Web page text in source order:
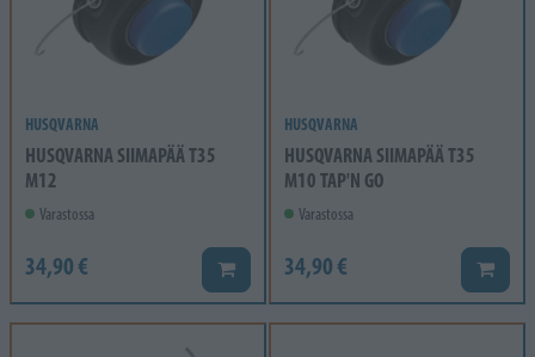
HUSQVARNA
HUSQVARNA SIIMAPÄÄ T35
M12
Varastossa
34,90 € Lisää koriin
HUSQVARNA
HUSQVARNA SIIMAPÄÄ T35
M10 TAP'N GO
Varastossa
34,90 € Lisää